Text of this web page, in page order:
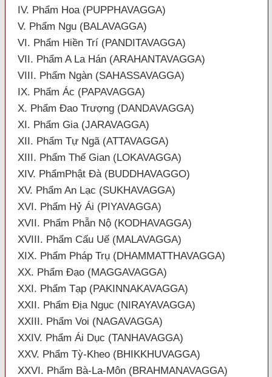
IV. Phẩm Hoa (PUPPHAVAGGA)
V. Phẩm Ngu (BALAVAGGA)
VI. Phẩm Hiền Trí (PANDITAVAGGA)
VII. Phẩm A La Hán (ARAHANTAVAGGA)
VIII. Phẩm Ngàn (SAHASSAVAGGA)
IX. Phẩm Ác (PAPAVAGGA)
X. Phẩm Đao Trượng (DANDAVAGGA)
XI. Phẩm Gia (JARAVAGGA)
XII. Phẩm Tự Ngã (ATTAVAGGA)
XIII. Phẩm Thế Gian (LOKAVAGGA)
XIV. PhẩmPhật Đà (BUDDHAVAGGO)
XV. Phẩm An Lạc (SUKHAVAGGA)
XVI. Phẩm Hỷ Ái (PIYAVAGGA)
XVII. Phẩm Phẫn Nộ (KODHAVAGGA)
XVIII. Phẩm Cấu Uế (MALAVAGGA)
XIX. Phẩm Pháp Trụ (DHAMMATTHAVAGGA)
XX. Phẩm Đạo (MAGGAVAGGA)
XXI. Phẩm Tạp (PAKINNAKAVAGGA)
XXII. Phẩm Địa Ngục (NIRAYAVAGGA)
XXIII. Phẩm Voi (NAGAVAGGA)
XXIV. Phẩm Ái Dục (TANHAVAGGA)
XXV. Phẩm Tỳ-Kheo (BHIKKHUVAGGA)
XXVI. Phẩm Bà-La-Môn (BRAHMANAVAGGA)